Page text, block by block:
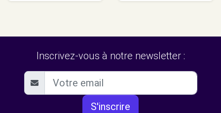
Inscrivez-vous à notre newsletter :
S'inscrire